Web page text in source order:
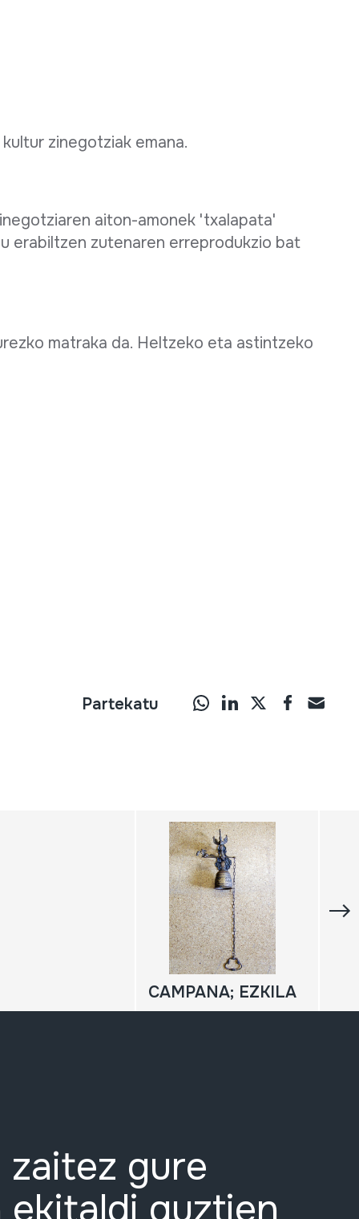
zinegotziak emana.
aiton-amonek 'txalapata'
erabiltzen zutenaren erreprodukzio bat
matraka da. Heltzeko eta astintzeko
Partekatu
CAMPANA; EZKILA
gure
guztien